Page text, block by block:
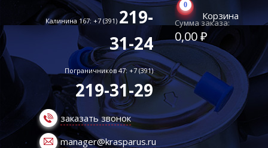
Калинина 167: +7 (391) 219-
31-24
Пограничников 47: +7 (391)
219-31-29
заказать звонок
manager@krasparus.ru
0
Корзина
Сумма заказа:
0,00 ₽